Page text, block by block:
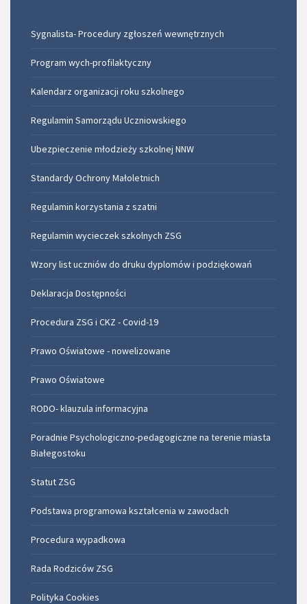
Sygnalista- Procedury zgłoszeń wewnętrznych
Program wych-profilaktyczny
Kalendarz organizacji roku szkolnego
Regulamin Samorządu Uczniowskiego
Ubezpieczenie młodzieży szkolnej NNW
Standardy Ochrony Małoletnich
Regulamin korzystania z szatni
Regulamin wycieczek szkolnych ZSG
Wzory list uczniów do druku dyplomów i podziękowań
Deklaracja Dostępności
Procedura ZSG i CKZ - Covid-19
Prawo Oświatowe - nowelizowane
Prawo Oświatowe
RODO- klauzula informacyjna
Poradnie Psychologiczno-pedagogiczne na terenie miasta
Białegostoku
Statut ZSG
Podstawa programowa kształcenia w zawodach
Procedura wypadkowa
Rada Rodziców ZSG
Polityka Cookies